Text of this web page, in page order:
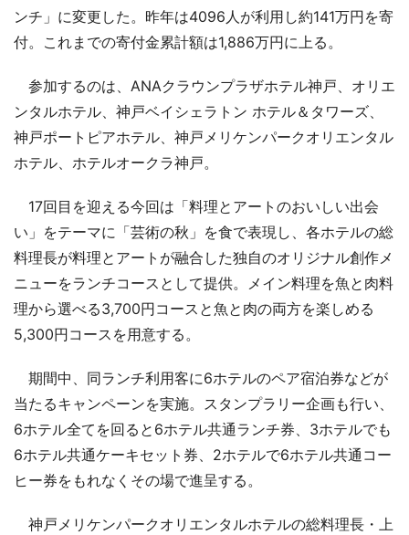
ンチ」に変更した。昨年は4096人が利用し約141万円を寄
付。これまでの寄付金累計額は1,886万円に上る。
参加するのは、ANAクラウンプラザホテル神戸、オリエ
ンタルホテル、神戸ベイシェラトン ホテル＆タワーズ、
神戸ポートピアホテル、神戸メリケンパークオリエンタル
ホテル、ホテルオークラ神戸。
17回目を迎える今回は「料理とアートのおいしい出会
い」をテーマに「芸術の秋」を食で表現し、各ホテルの総
料理長が料理とアートが融合した独自のオリジナル創作メ
ニューをランチコースとして提供。メイン料理を魚と肉料
理から選べる3,700円コースと魚と肉の両方を楽しめる
5,300円コースを用意する。
期間中、同ランチ利用客に6ホテルのペア宿泊券などが
当たるキャンペーンを実施。スタンプラリー企画も行い、
6ホテル全てを回ると6ホテル共通ランチ券、3ホテルでも
6ホテル共通ケーキセット券、2ホテルで6ホテル共通コー
ヒー券をもれなくその場で進呈する。
神戸メリケンパークオリエンタルホテルの総料理長・上